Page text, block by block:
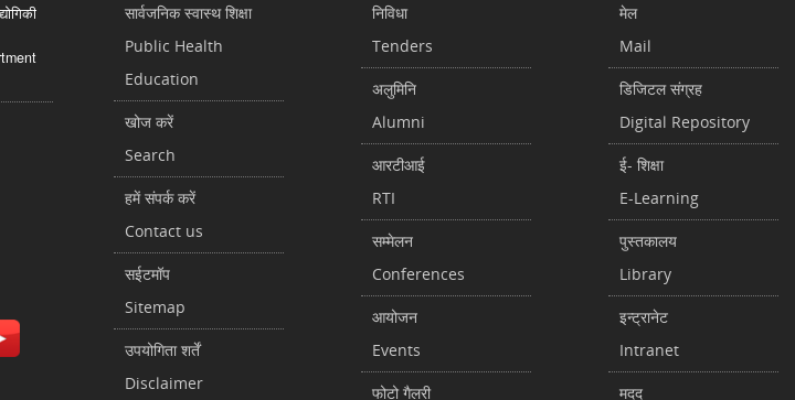
सार्वजनिक स्वास्थ शिक्षा
Public Health
Education
खोज करें
Search
हमें संपर्क करें
Contact us
सईटमॉप
Sitemap
उपयोगिता शर्तें
Disclaimer
निविधा
Tenders
अलुमिनि
Alumni
आरटीआई
RTI
सम्मेलन
Conferences
आयोजन
Events
फोटो गैलरी
मेल
Mail
डिजिटल संग्रह
Digital Repository
ई- शिक्षा
E-Learning
पुस्तकालय
Library
इन्ट्रानेट
Intranet
मदद